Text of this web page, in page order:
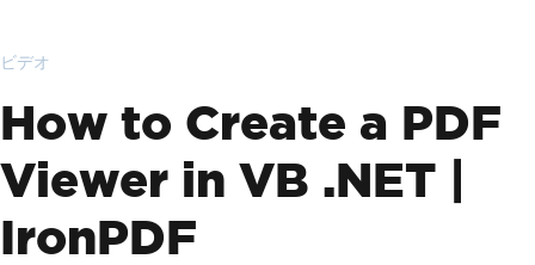
ビデオ
How to Create a PDF
Viewer in VB .NET |
IronPDF